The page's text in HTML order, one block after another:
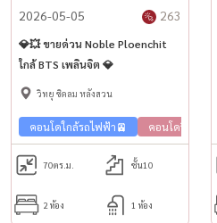
2026-05-05 263
💎💥 ขายด่วน Noble Ploenchit
ใกล้ BTS เพลินจิต 💎
วิทยุ ชิดลม หลังสวน
คอนโดใกล้รถไฟฟ้า🚈 คอนโดวิวเมือง🌇
70ตร.ม. ชั้น10
2 ห้อง 1 ห้อง